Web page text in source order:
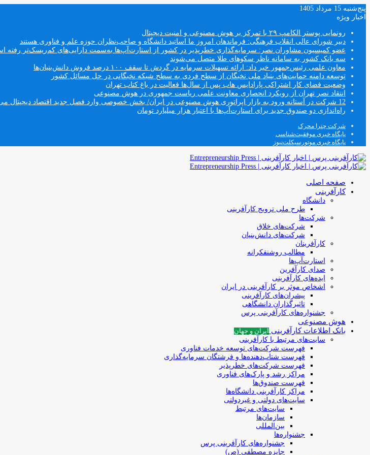
پنج‌شنبه 15 مرداد 1405
اخبار ویژه
رونمایی پوستر الکامپ ۲۹ با تمرکز بر هوش مصنوعی و امنیت دیجیتال
دبیر شورای عالی انقلاب فرهنگی: فرماندهان امروز ما اساتید دانشگاه و صاحب‌نظران حوزه علم و فناوری هستند
عضو کمیسیون مشاوران نصر: سرمایه‌گذاری خطرپذیر در کشور از استارت‌آپ‌ها به‌سمت دارایی‌های کم‌ریسک‌تر رفته
سه بانک کشور به سامانه ناظر سکوهای طلا متصل می‌شوند
معاون علمی رئیس‌جمهور خبر داد: ارائه تسهیلات سرمایه در گردش تا سقف ۱۰۰ درصد فروش دانش‌بنیان‌ها
توسعه دامنه حمایت‌های بنیاد ملی نخبگان از سطح فردی به سطح شبکه نخبگانی در حل مسائل کشور
وضعیت فضای کار اشتراکی پارادایس هاب پس از سال‌ها فعالیت در باغ کتاب تهران
انتقاد نصر تهران از رویکرد انحصاری معاونت علمی ریاست جمهوری در هوش مصنوعی
12 شرکت در آستانه ورود به بازار اپراتوری هوش مصنوعی در ایران/ بخش خصوصی وارد فصل جدید اقتصاد دیجیتال می‌شود
راه‌اندازی دو صندوق جدید برای استارت‌آپ‌ها با اعتبار هزار میلیارد تومان
شرکت چترا محرک
پایگاه خبری موفقیت‌شناسی
پایگاه خبری موتورسیکلت‌نیوز
صفحه اصلی
کارآفرینی
دانشگاه
طرح ملی ترویج کارآفرینی
شرکت‌ها
شرکت‌های خلاق
شرکت‌های دانش‌بنیان
کارآفرینان
مطالب روشنفکرانه
استارت‌آپ‌ها
صدای کارآفرین
ایده‌های کارآفرینی
اشخاص موثر بر کارآفرینی در ایران
پیشران‌های کارآفرینی
تاثیرگذاران دانشگاهی
جشنواره‌های کارآفرینی‌ پرس
هوش مصنوعی
بانک اطلاعات کارآفرینی
ایران و جهان
سایت‌های مرتبط با کارآفرینی
فهرست شرکت‌های‌‌ توسعه‌ خدمات فناوری
فهرست شتاب‌دهنده‌ها‌ و فرشتگان‌ سرمایه‌گذاری
فهرست شرکت‌های خطرپذیر
مراکز رشد و پارک‌های فناوری
فهرست صندوق‌ها
مراکز کارآفرینی دانشگاه‌ها
سایت‌های دولتی و غیردولتی
سایت‌های مرتبط
سازمان‌ها
بین‌المللی
جشنواره‌ها
جشنواره‌های کارآفرینی‌ پرس
جایزه مصطفی (ص)